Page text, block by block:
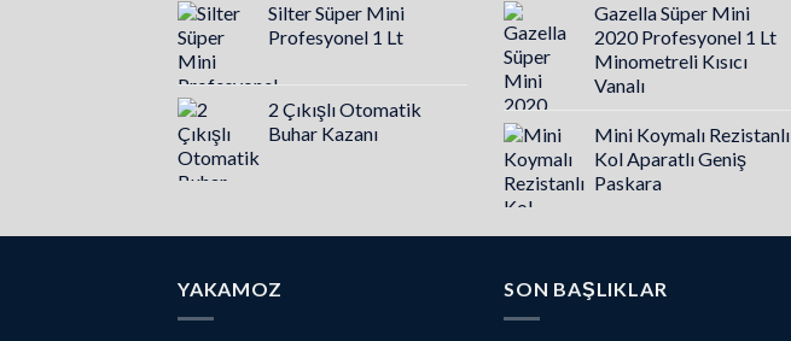
Silter Süper Mini
Profesyonel 1 Lt
2 Çıkışlı Otomatik
Buhar Kazanı
Gazella Süper Mini
2020 Profesyonel 1 Lt
Minometreli Kısıcı
Vanalı
Mini Koymalı Rezistanlı
Kol Aparatlı Geniş
Paskara
YAKAMOZ SON BAŞLIKLAR